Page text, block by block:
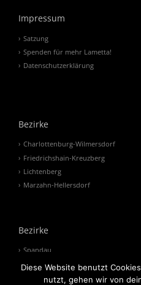
Impressum
Satzung
Spenden für mehr Lametta!
Datenschutzerklärung
Bezirke
Charlottenburg-Wilmersdorf
Friedrichshain-Kreuzberg
Lichtenberg
Marzahn-Hellersdorf
Bezirke
Spandau
Steglitz-Zehlendorf
Tempelhof-Schöneberg
Diese Website benutzt
nutzt, gehen wir von